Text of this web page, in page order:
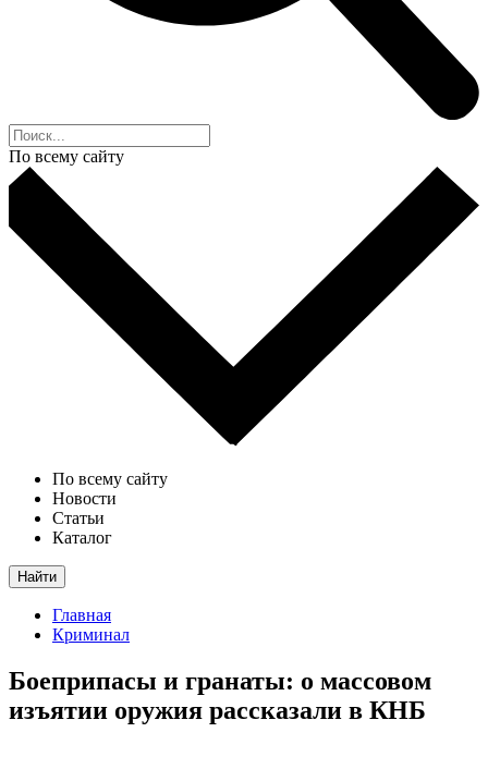
По всему сайту
По всему сайту
Новости
Статьи
Каталог
Найти
Главная
Криминал
Боеприпасы и гранаты: о массовом
изъятии оружия рассказали в КНБ